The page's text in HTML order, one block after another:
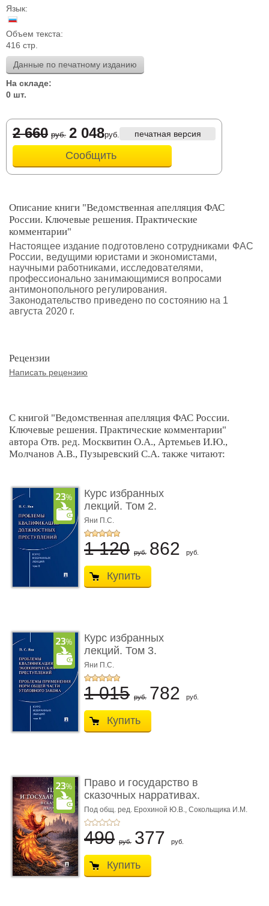
Язык:
Объем текста:
416 стр.
Данные по печатному изданию
На складе:
0 шт.
2 660 руб. 2 048руб. печатная версия
Сообщить
Описание книги "Ведомственная апелляция ФАС
России. Ключевые решения. Практические
комментарии"
Настоящее издание подготовлено сотрудниками ФАС
России, ведущими юристами и экономистами,
научными работниками, исследователями,
профессионально занимающимися вопросами
антимонопольного регулирования.
Законодательство приведено по состоянию на 1
августа 2020 г.
Рецензии
Написать рецензию
С книгой "Ведомственная апелляция ФАС России.
Ключевые решения. Практические комментарии"
автора Отв. ред. Москвитин О.А., Артемьев И.Ю.,
Молчанов А.В., Пузыревский С.А. также читают:
Курс избранных
лекций. Том 2.
Проблемы квалифик ...
Яни П.С.
1 120 руб. 862 руб.
Купить
Курс избранных
лекций. Том 3.
Проблемы квалифик ...
Яни П.С.
1 015 руб. 782 руб.
Купить
Право и государство в
сказочных нарративах.
Мо ...
Под общ. ред. Ерохиной Ю.В., Сокольщика И.М.
490 руб. 377 руб.
Купить